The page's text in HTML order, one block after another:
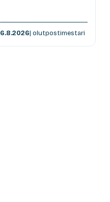
6.8.2026| olutpostimestari